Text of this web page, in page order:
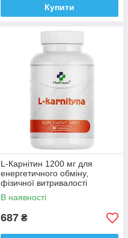
Купити
L-Карнітин 1200 мг для
енергетичного обміну,
фізичної витривалості
Medfuture L-Carnitine Max
1200 mg, 60 таблеток
Доставка з ЄС
В наявності
687 ₴